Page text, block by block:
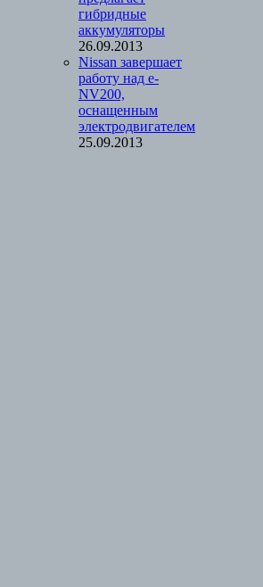
гибридные
аккумуляторы
26.09.2013
Nissan завершает
работу над e-
NV200,
оснащенным
электродвигателем
25.09.2013